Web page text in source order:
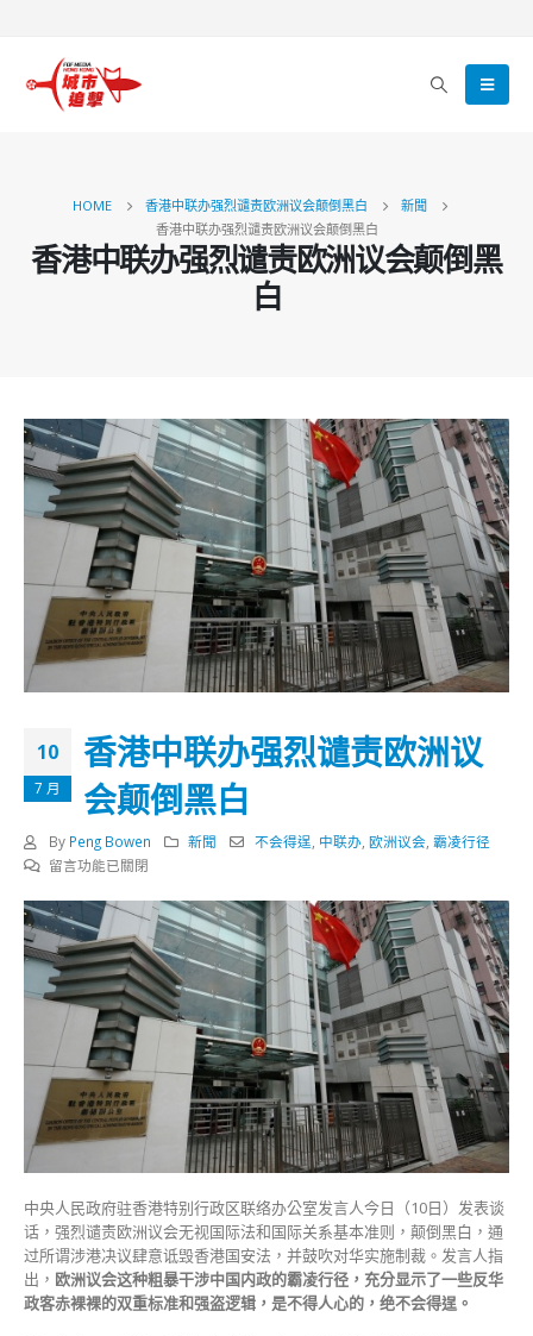
HOME 香港中联办强烈谴责欧洲议会颠倒黑白
新聞
香港中联办强烈谴责欧洲议会颠倒黑白
香港中联办强烈谴责欧洲议会颠倒黑
白
10
7 月
香港中联办强烈谴责欧洲议
会颠倒黑白
By Peng Bowen 新聞 不会得逞 中联办 ,欧洲议会 ,霸凌行径
在
港
中
联
办
强
谴
责
欧
洲
议
会
颠
倒
黑
白〉
中
留言功能已關閉
中央人民政府驻香港特别行政区联络办公室发言人今日（10日）发表谈
话，强烈谴责欧洲议会无视国际法和国际关系基本准则，颠倒黑白，通
过所谓涉港决议肆意诋毁香港国安法，并鼓吹对华实施制裁。发言人指
出， 欧洲议会这种粗暴干涉中国内政的霸凌行径，充分显示了一些反华
政客赤裸裸的双重标准和强盗逻辑，是不得人心的，绝不会得逞。